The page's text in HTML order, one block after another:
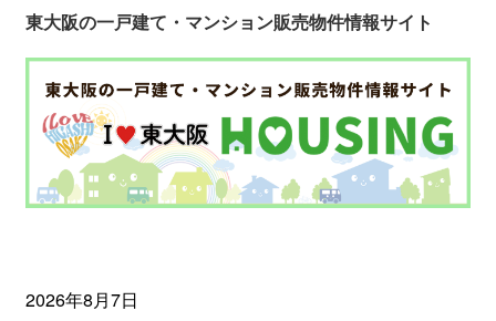
東大阪の一戸建て・マンション販売物件情報サイト
2026年8月7日